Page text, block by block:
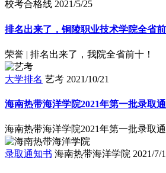
校考合格线 2021/5/25
排名出来了，铜陵职业技术学院全省前
荣誉 | 排名出来了，我院全省前十！
大学排名 艺考 2021/10/21
海南热带海洋学院2021年第一批录取
海南热带海洋学院2021年第一批录取
录取通知书 海南热带海洋学院 2021/7/